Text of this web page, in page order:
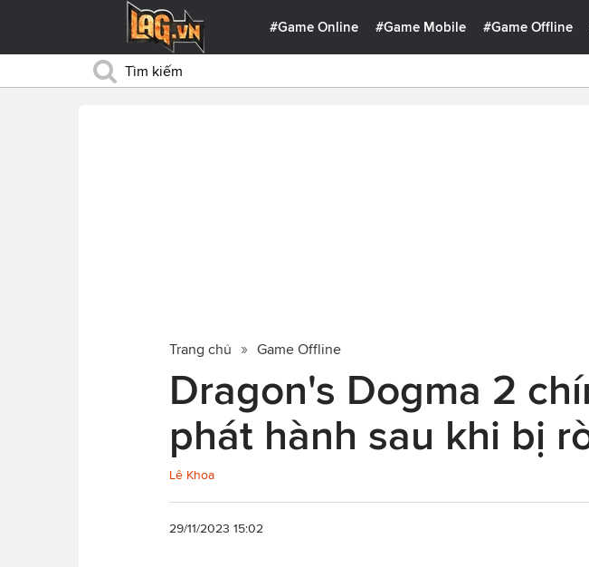
#Game Online #Game Mobile #Game Offline
Trang chủ Game Offline
Dragon's Dogma 2
phát hành sau khi bị
Lê Khoa
29/11/2023 15:02